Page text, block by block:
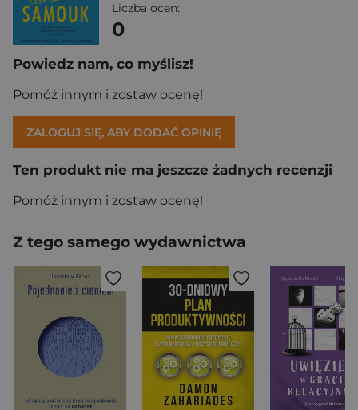
Liczba ocen:
0
Powiedz nam, co myślisz!
Pomóż innym i zostaw ocenę!
ZALOGUJ SIĘ, ABY DODAĆ OPINIĘ
Ten produkt nie ma jeszcze żadnych recenzji
Pomóż innym i zostaw ocenę!
Z tego samego wydawnictwa